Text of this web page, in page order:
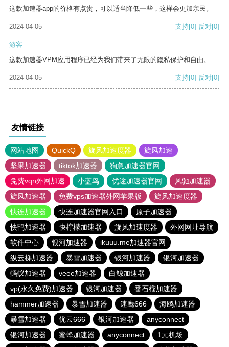
这款加速器app的价格有点贵，可以适当降低一些，这样会更加亲民。
2024-04-05 支持[0] 反对[0]
游客
这款加速器VPM应用程序已经为我们带来了无限的隐私保护和自由。
2024-04-05 支持[0] 反对[0]
友情链接
网站地图 QuickQ 旋风加速度器
旋风加速
坚果加速器
tiktok加速器
狗急加速器官网
免费vqn外网加速
小蓝鸟 优途加速器官网
风驰加速器
旋风加速器
免费vps加速器外网苹果版
旋风加速度器
快连加速器
快连加速器官网入口
原子加速器
快鸭加速器
快柠檬加速器 旋风加速度器
外网网址导航
软件中心
银河加速器
ikuuu.me加速器官网
纵云梯加速器
暴雪加速器 银河加速器
银河加速器
蚂蚁加速器
veee加速器
白鲸加速器
vp(永久免费)加速器
银河加速器
番石榴加速器
hammer加速器
暴雪加速器 速鹰666
海鸥加速器
暴雪加速器
优云666 银河加速器
anyconnect
银河加速器
蜜蜂加速器 anyconnect
1元机场